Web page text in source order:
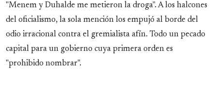
"Menem y Duhalde me metieron la droga". A los halcones
del oficialismo, la sola mención los empujó al borde del
odio irracional contra el gremialista afín. Todo un pecado
capital para un gobierno cuya primera orden es
"prohibido nombrar".